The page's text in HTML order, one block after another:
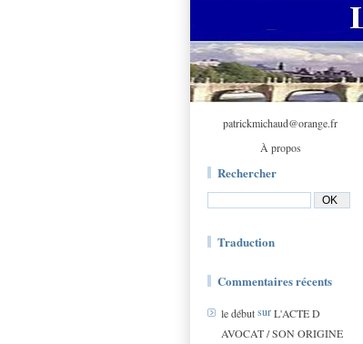
patrickmichaud@orange.fr
À propos
Rechercher
Traduction
Commentaires récents
le débutsurL'ACTE D
AVOCAT / SON ORIGINE